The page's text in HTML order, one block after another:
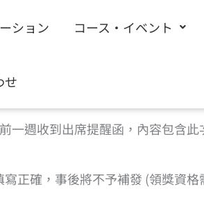
ション コース・イベント
せ
週收到出席提醒函，內容包含
正確，事後將不予補發 (領獎資